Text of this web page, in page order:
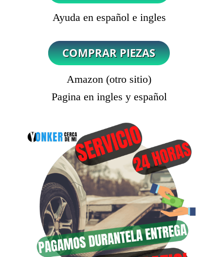
Ayuda en español e ingles
Amazon (otro sitio)
Pagina en ingles y español